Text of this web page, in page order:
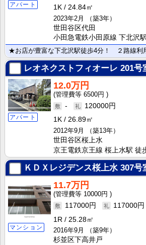
アパート 1K
24.84㎡
2023年2月
（築3年）
世田谷区代田
小田急電鉄小田原線 下北沢
レオネクストフィオーレ 201号
アパート
12.0万円
6500円
-
120000円
1K
26.89㎡
2012年9月
（築13年）
世田谷区桜上水
京王電鉄京王線 桜上水駅 徒
ＫＤＸレジデンス桜上水307号
マンション
11.7万円
10000円
117000円
117000円
1R
25.28㎡
2016年9月
（築9年）
杉並区下高井戸